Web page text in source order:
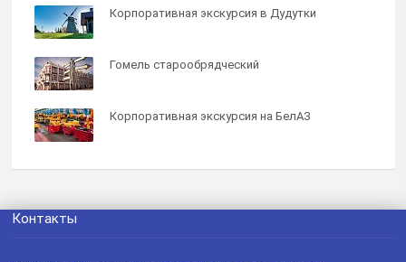
Корпоративная экскурсия в Дудутки
Гомель старообрядческий
Корпоративная экскурсия на БелАЗ
Контакты